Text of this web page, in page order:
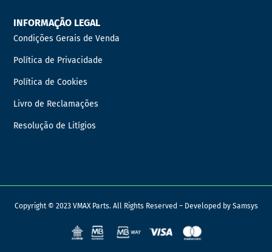
INFORMAÇÃO LEGAL
Condições Gerais de Venda
Política de Privacidade
Política de Cookies
Livro de Reclamações
Resolução de Litígios
Copyright © 2023 VMAX Parts. All Rights Reserved – Developed by Samsys